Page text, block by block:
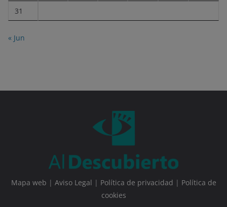
31
« Jun
Mapa web | Aviso Legal | Política de privacidad | Política de
cookies